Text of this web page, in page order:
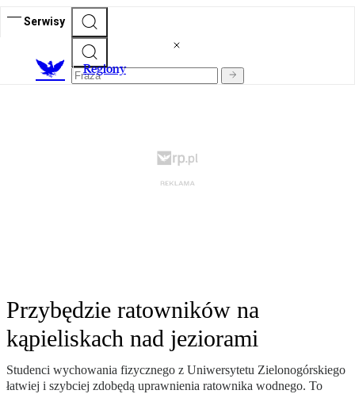
Serwisy
Regiony
Przybędzie ratowników na
kąpieliskach nad jeziorami
Studenci wychowania fizycznego z Uniwersytetu Zielonogórskiego
łatwiej i szybciej zdobędą uprawnienia ratownika wodnego. To